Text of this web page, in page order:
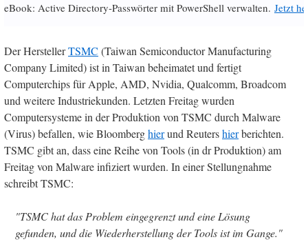
eBook: Active Directory-Passwörter mit PowerShell verwalten. Jetzt
Der HerstellerTSMC (Taiwan Semiconductor Manufacturing
Company Limited) ist in Taiwan beheimatet und fertigt
Computerchips für Apple, AMD, Nvidia, Qualcomm, Broadcom
und weitere Industriekunden. Letzten Freitag wurden
Computersysteme in der Produktion von TSMC durch Malware
(Virus) befallen, wie Bloomberghierund Reutershierberichten.
TSMC gibt an, dass eine Reihe von Tools (in dr Produktion) am
Freitag von Malware infiziert wurden. In einer Stellungnahme
schreibt TSMC:
"TSMC hat das Problem eingegrenzt und eine Lösung
gefunden, und die Wiederherstellung der Tools ist im Gange."